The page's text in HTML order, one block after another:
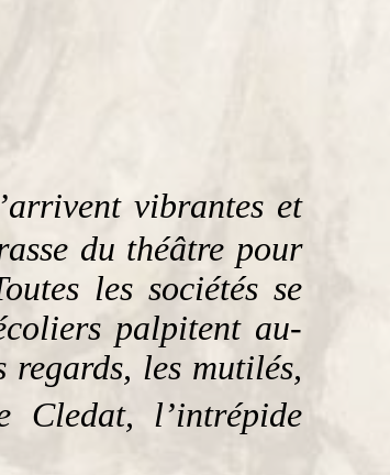
vibrantes et
du théâtre pour
les sociétés se
palpitent au-
les mutilés,
Cledat, l’intrépide